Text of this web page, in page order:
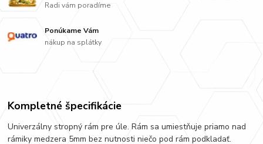
Radi vám poradíme
Ponúkame Vám
nákup na splátky
Kompletné špecifikácie
Univerzálny stropný rám pre úle. Rám sa umiestňuje priamo nad
rámiky medzera 5mm bez nutnosti niečo pod rám podkladať.